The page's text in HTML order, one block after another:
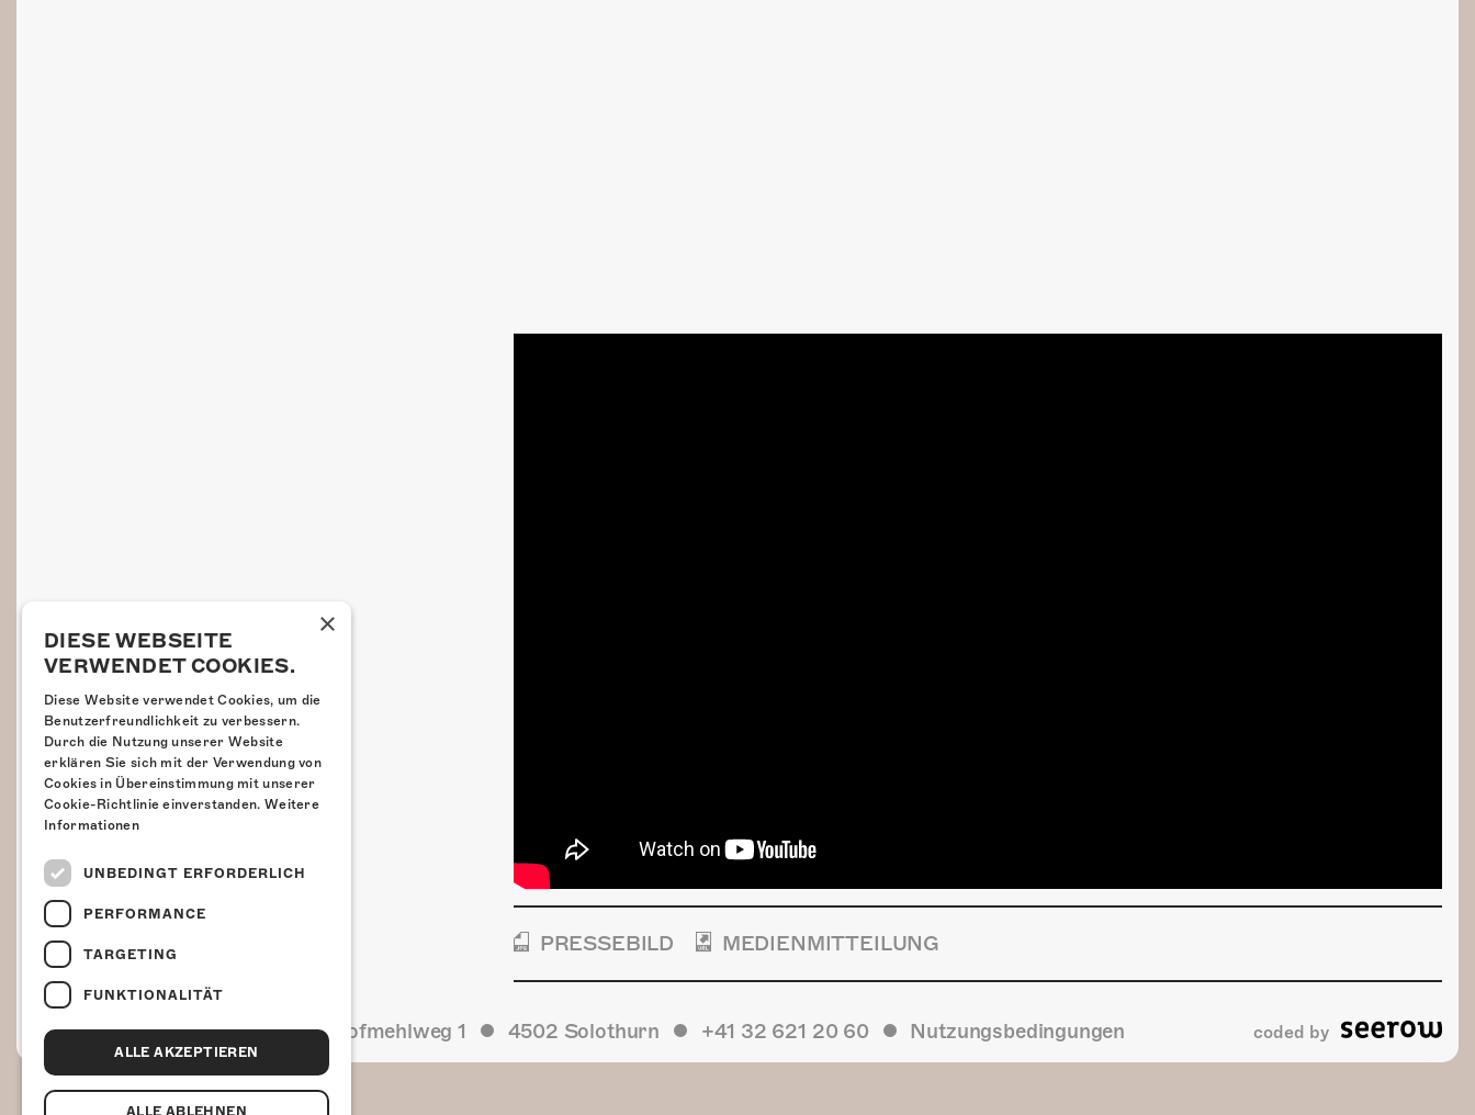
PRESSEBILD MEDIENMITTEILUNG
Kulturfabrik Kofmehl Kofmehlweg 1 4502 Solothurn +41 32 621 20 60 Nutzungsbedingungen coded by
×
DIESE WEBSEITE
VERWENDET COOKIES.
Diese Website verwendet Cookies, um die
Benutzerfreundlichkeit zu verbessern.
Durch die Nutzung unserer Website
erklären Sie sich mit der Verwendung von
Cookies in Übereinstimmung mit unserer
Cookie-Richtlinie einverstanden. Weitere
Informationen
UNBEDINGT ERFORDERLICH
PERFORMANCE
TARGETING
FUNKTIONALITÄT
ALLE AKZEPTIEREN
ALLE ABLEHNEN